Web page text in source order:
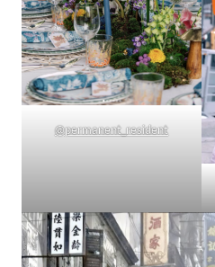
@permanent_resident